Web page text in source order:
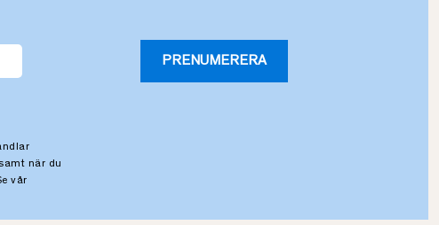
PRENUMERERA
när du
vår